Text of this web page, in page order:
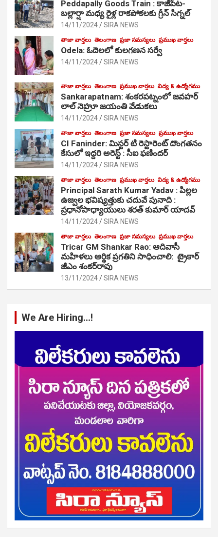
Peddapally Goods Train : కాజీపేట-
బల్లార్షా మధ్య రైళ్ల రాకపోకలకు గ్రీన్ సిగ్నల్
14/11/2024 SIRA NEWS
తాజా వార్తలు తెలంగాణ ప్రజా సమస్యలు ప్రముఖ వార్తలు
Odela: ఓదెలలో కులగణన సర్వే
14/11/2024 SIRA NEWS
తాజా వార్తలు తెలంగాణ ప్రముఖ వార్తలు విద్య & ఉద్యోగము
Sankarapatnam: శంకరపట్నంలో జవహర్
లాల్ నెహ్రూ జయంతి వేడుకలు
14/11/2024 SIRA NEWS
తాజా వార్తలు తెలంగాణ ప్రజా సమస్యలు ప్రముఖ వార్తలు
CI Faninder: మిస్టర్ టి రెస్టారెంట్ దొంగతనం
కేసులో ఇద్దరి అరెస్ట్ : సీఐ ఫణిందర్
14/11/2024 SIRA NEWS
తాజా వార్తలు తెలంగాణ ప్రముఖ వార్తలు విద్య & ఉద్యోగము
Principal Sarath Kumar Yadav : పిల్లల
ఉజ్వల భవిష్యత్తుకు చదువే పునాది :
ప్రధానోపాధ్యాయులు శరత్ కుమార్ యాదవ్
14/11/2024 SIRA NEWS
తాజా వార్తలు తెలంగాణ ప్రజా సమస్యలు ప్రముఖ వార్తలు
Tricar GM Shankar Rao: ఆదివాసీ
మహిళలు ఆర్థిక ప్రగతిని సాధించాలి: ట్రైకార్
జీఎం శంకర్‌రావు
13/11/2024 SIRA NEWS
We Are Hiring…!